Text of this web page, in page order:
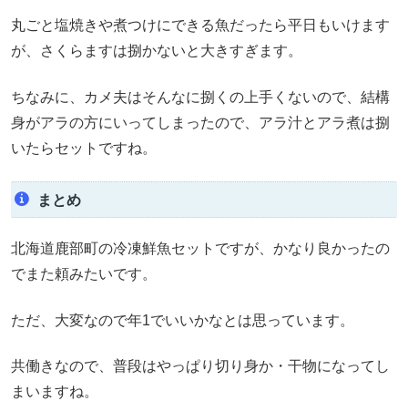
丸ごと塩焼きや煮つけにできる魚だったら平日もいけます
が、さくらますは捌かないと大きすぎます。
ちなみに、カメ夫はそんなに捌くの上手くないので、結構
身がアラの方にいってしまったので、アラ汁とアラ煮は捌
いたらセットですね。
まとめ
北海道鹿部町の冷凍鮮魚セットですが、かなり良かったの
でまた頼みたいです。
ただ、大変なので年1でいいかなとは思っています。
共働きなので、普段はやっぱり切り身か・干物になってし
まいますね。